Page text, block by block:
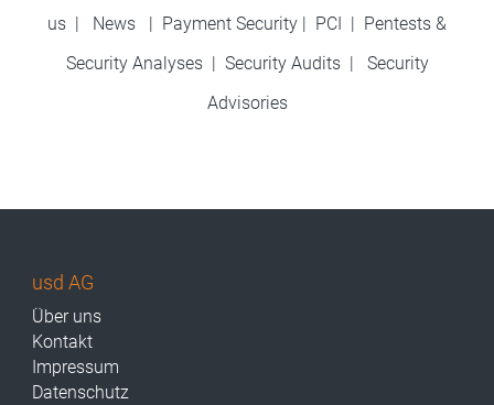
us | News | Payment Security | PCI | Pentests &
Security Analyses | Security Audits| Security
Advisories
usd AG
Über uns
Kontakt
Impressum
Datenschutz